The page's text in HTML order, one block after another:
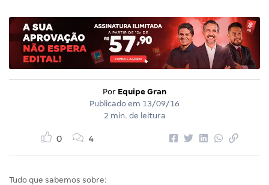
Por Equipe Gran
Publicado em 13/09/16
2 min. de leitura
0 4
Tudo que sabemos sobre: